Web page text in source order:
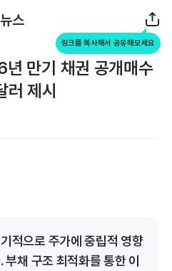
뉴스
링크를 복사해서 공유해보세요
만기 채권 공개매수
제시
적으로 주가에 중립적 영향
채 구조 최적화를 통한 이